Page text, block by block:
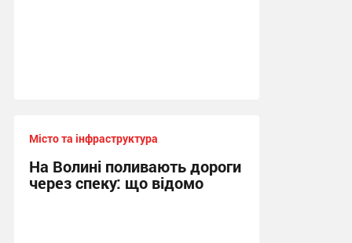
Місто та інфраструктура
На Волині поливають дороги
через спеку: що відомо